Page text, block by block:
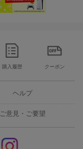
購入履歴 クーポン
ヘルプ
ご意見・ご要望